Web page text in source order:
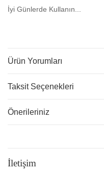
İyi Günlerde Kullanın...
Ürün Yorumları
Taksit Seçenekleri
Önerileriniz
İletişim